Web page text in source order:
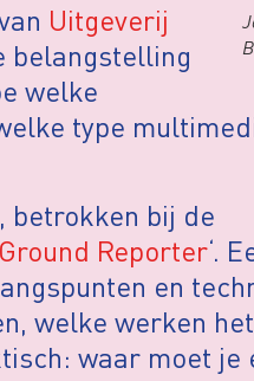
Uitgeverij
belangstelling
welke
type
, betrokken bij de
Reporter‘.
en
welke werken
waar moet je